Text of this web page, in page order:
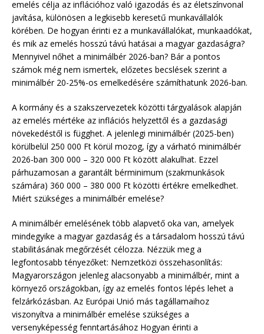
emelés célja az inflációhoz való igazodás és az életszínvonal
javítása, különösen a legkisebb keresetű munkavállalók
körében. De hogyan érinti ez a munkavállalókat, munkaadókat,
és mik az emelés hosszú távú hatásai a magyar gazdaságra?
Mennyivel nőhet a minimálbér 2026-ban? Bár a pontos
számok még nem ismertek, előzetes becslések szerint a
minimálbér 20-25%-os emelkedésére számíthatunk 2026-ban.
A kormány és a szakszervezetek közötti tárgyalások alapján
az emelés mértéke az inflációs helyzettől és a gazdasági
növekedéstől is függhet. A jelenlegi minimálbér (2025-ben)
körülbelül 250 000 Ft körül mozog, így a várható minimálbér
2026-ban 300 000 – 320 000 Ft között alakulhat. Ezzel
párhuzamosan a garantált bérminimum (szakmunkások
számára) 360 000 – 380 000 Ft közötti értékre emelkedhet.
Miért szükséges a minimálbér emelése?
A minimálbér emelésének több alapvető oka van, amelyek
mindegyike a magyar gazdaság és a társadalom hosszú távú
stabilitásának megőrzését célozza. Nézzük meg a
legfontosabb tényezőket: Nemzetközi összehasonlítás:
Magyarországon jelenleg alacsonyabb a minimálbér, mint a
környező országokban, így az emelés fontos lépés lehet a
felzárkózásban. Az Európai Unió más tagállamaihoz
viszonyítva a minimálbér emelése szükséges a
versenyképesség fenntartásához Hogyan érinti a